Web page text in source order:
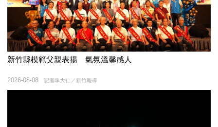
新竹縣模範父親表揚 氣氛溫馨感人
記者季大仁／新竹報導
2026-08-08